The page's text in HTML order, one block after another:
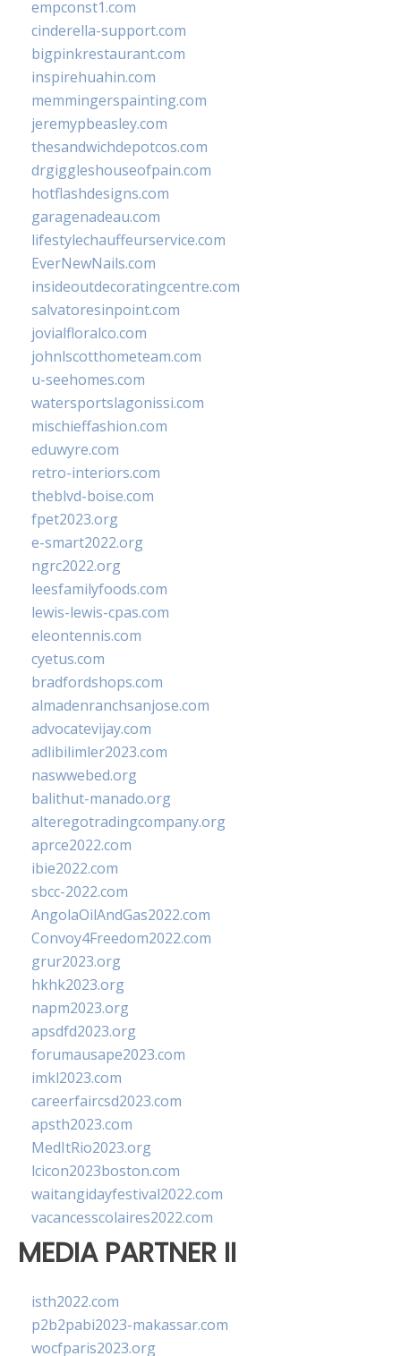
empconst1.com
cinderella-support.com
bigpinkrestaurant.com
inspirehuahin.com
memmingerspainting.com
jeremypbeasley.com
thesandwichdepotcos.com
drgiggleshouseofpain.com
hotflashdesigns.com
garagenadeau.com
lifestylechauffeurservice.com
EverNewNails.com
insideoutdecoratingcentre.com
salvatoresinpoint.com
jovialfloralco.com
johnlscotthometeam.com
u-seehomes.com
watersportslagonissi.com
mischieffashion.com
eduwyre.com
retro-interiors.com
theblvd-boise.com
fpet2023.org
e-smart2022.org
ngrc2022.org
leesfamilyfoods.com
lewis-lewis-cpas.com
eleontennis.com
cyetus.com
bradfordshops.com
almadenranchsanjose.com
advocatevijay.com
adlibilimler2023.com
naswwebed.org
balithut-manado.org
alteregotradingcompany.org
aprce2022.com
ibie2022.com
sbcc-2022.com
AngolaOilAndGas2022.com
Convoy4Freedom2022.com
grur2023.org
hkhk2023.org
napm2023.org
apsdfd2023.org
forumausape2023.com
imkl2023.com
careerfaircsd2023.com
apsth2023.com
MedItRio2023.org
lcicon2023boston.com
waitangidayfestival2022.com
vacancesscolaires2022.com
MEDIA PARTNER II
isth2022.com
p2b2pabi2023-makassar.com
wocfparis2023.org